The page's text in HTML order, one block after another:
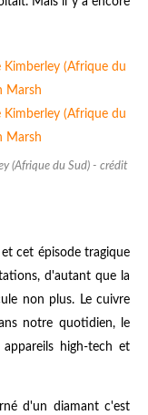
(Afrique du Sud) - crédit
cet épisode tragique
d'autant que la
non plus. Le cuivre
notre quotidien, le
high-tech et
d'un diamant c'est